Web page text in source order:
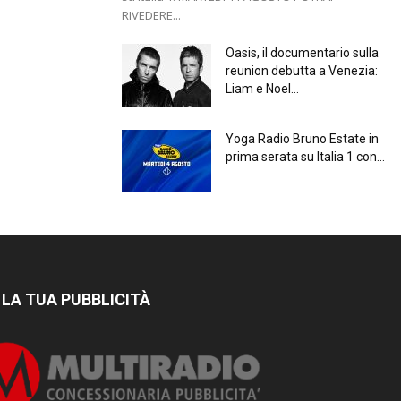
RIVEDERE...
Oasis, il documentario sulla
reunion debutta a Venezia:
Liam e Noel...
Yoga Radio Bruno Estate in
prima serata su Italia 1 con...
LA TUA PUBBLICITÀ